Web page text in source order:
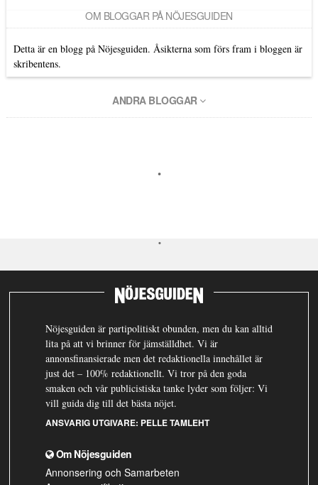
OM BLOGGAR PÅ NÖJESGUIDEN
Detta är en blogg på Nöjesguiden. Åsikterna som förs fram i bloggen är
skribentens.
ANDRA BLOGGAR
Nöjesguiden är partipolitiskt obunden, men du kan alltid
lita på att vi brinner för jämställdhet. Vi är
annonsfinansierade men det redaktionella innehållet är
just det – 100% redaktionellt. Vi tror på den goda
smaken och vår publicistiska tanke lyder som följer: Vi
vill guida dig till det bästa nöjet.
ANSVARIG UTGIVARE: PELLE TAMLEHT
Om Nöjesguiden
Annonsering och Samarbeten